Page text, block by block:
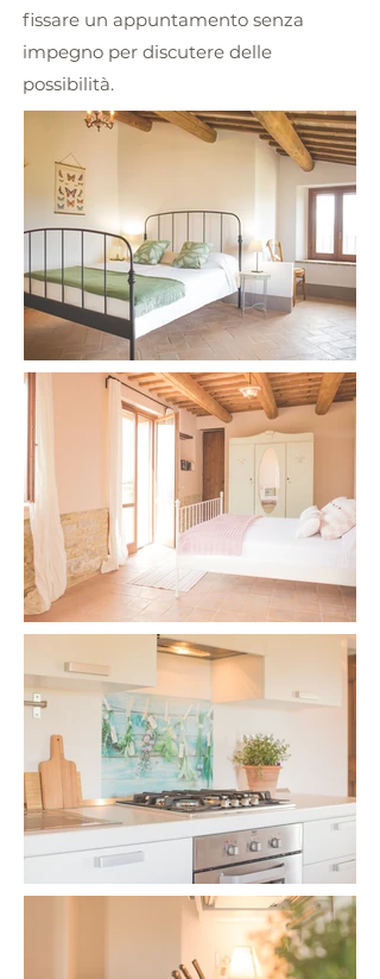
fissare un appuntamento senza
impegno per discutere delle
possibilità.